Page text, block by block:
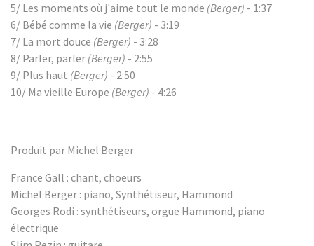
5/ Les moments où j'aime tout le monde (Berger) - 1:37
6/ Bébé comme la vie (Berger) - 3:19
7/ La mort douce (Berger) - 3:28
8/ Parler, parler (Berger) - 2:55
9/ Plus haut (Berger) - 2:50
10/ Ma vieille Europe (Berger) - 4:26
Produit par Michel Berger
France Gall : chant, choeurs
Michel Berger : piano, Synthétiseur, Hammond
Georges Rodi : synthétiseurs, orgue Hammond, piano
électrique